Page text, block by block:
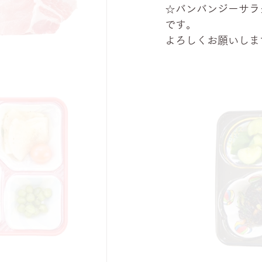
☆バンバンジーサラ
です。
よろしくお願いし